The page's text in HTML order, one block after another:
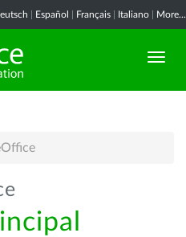
Español Français Italiano More...